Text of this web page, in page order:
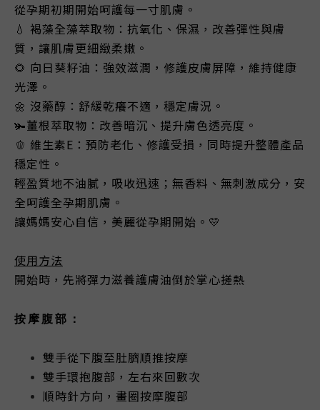
從孕期初期開始呵護每一寸肌膚。
💧 褐藻全藻萃取物：抗氧化、保濕，改善彈性與膚
質，讓肌膚更細緻柔嫩。
🌻 向日葵籽油：強效滋潤，修護皮膚屏障，維持健康
光澤。
🌼 沒藥醇：舒緩乾癢不適，穩定膚況。
🫚薑根萃取物：改善暗沉、提升膚色透亮度。
🫑 維生素E：預防老化、修護受損，同時提升整體產品
穩定性。
輕盈質地不油膩，吸收迅速；無香料、無刺激成分，安
全呵護全孕期肌膚。
讓媽媽安心自信，美麗從孕期開始。💛
使用方法
開始時，先將彈力滋養護膚油倒於掌心搓熱
按摩腹部：
雙手從下腹至肚臍順推按摩
雙手環抱腹部，左右來回數次
順時針方向，畫圈按摩腹部